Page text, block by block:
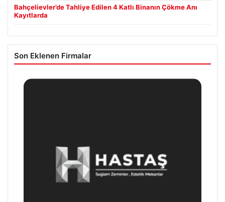
Bahçelievler’de Tahliye Edilen 4 Katlı Binanın Çökme Anı
Kayıtlarda
Son Eklenen Firmalar